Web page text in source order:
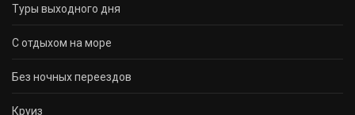
Туры выходного дня
С отдыхом на море
Без ночных переездов
Круиз